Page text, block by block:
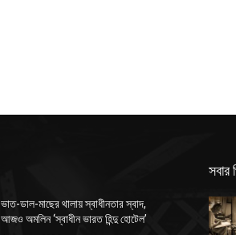
ভাত-ডাল-মাছের থালায় স্বাধীনতার স্বাদ,
আজও অমলিন ‘স্বাধীন ভারত হিন্দু হোটেল’
সবার